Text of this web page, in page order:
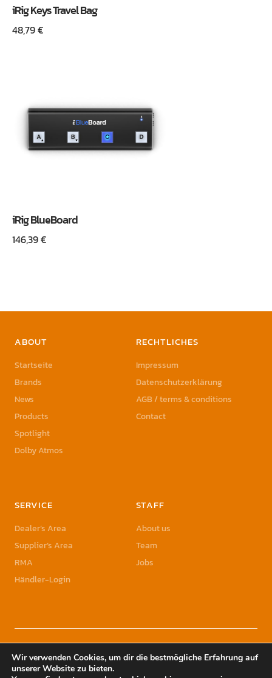
iRig Keys Travel Bag
48,79€
iRig BlueBoard
146,39€
ABOUT
Startseite
Brands
News
Products
Spotlight
Dolby Atmos
RECHTLICHES
Impressum
Datenschutzerklärung
AGB / terms & conditions
Contact
SERVICE
Dealer’s Area
Supplier’s Area
RMA
Händler-Login
STAFF
About us
Team
Jobs
© 2023 Sonic Sales GmbH | Sonic Sales is a registered Trademark of Herbst
Holding GmbH
Wir verwenden Cookies, um dir die bestmögliche Erfahrung auf
unserer Website zu bieten.